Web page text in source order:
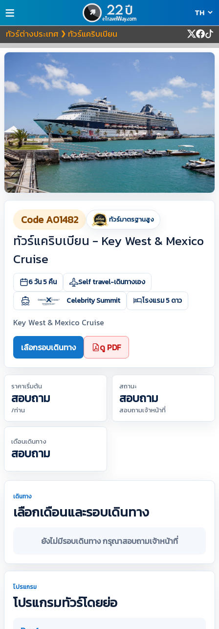
≡
ทัวร์ต่างประเทศ ❯ ทัวร์แคริบเบียน
Code A01482 ทัวร์มาตรฐานสูง
ทัวร์แคริบเบียน - Key West & Mexico
Cruise
6 วัน 5 คืน
Self travel-เดินทางเอง
Celebrity Summit
โรงแรม 5 ดาว
Key West & Mexico Cruise
เลือกรอบเดินทาง ดู PDF
ราคาเริ่มต้น
สอบถาม
/ท่าน
สถานะ
สอบถาม
สอบถามเจ้าหน้าที่
เดือนเดินทาง
สอบถาม
เดินทาง
เลือกเดือนและรอบเดินทาง
ยังไม่มีรอบเดินทาง กรุณาสอบถามเจ้าหน้าที่
โปรแกรม
โปรแกรมทัวร์โดยย่อ